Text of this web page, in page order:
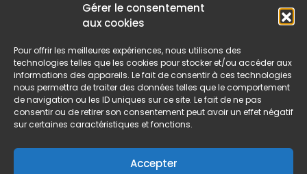
Gérer le consentement
aux cookies
Pour offrir les meilleures expériences, nous utilisons des
technologies telles que les cookies pour stocker et/ou accéder aux
informations des appareils. Le fait de consentir à ces technologies
nous permettra de traiter des données telles que le comportement
de navigation ou les ID uniques sur ce site. Le fait de ne pas
consentir ou de retirer son consentement peut avoir un effet négatif
sur certaines caractéristiques et fonctions.
Accepter
ACCUEIL
DMCA / Disclaimer
Politique de confidentialité
ce site ne sont que des aperçus des comics originaux, il peut y avoir
de nombreuses erreurs de langue, de noms de personnages et de